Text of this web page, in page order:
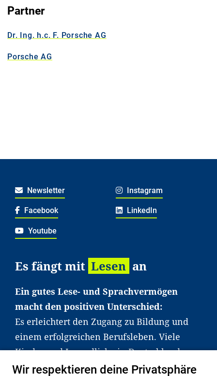
Partner
Dr. Ing. h.c. F. Porsche AG
Porsche AG
Newsletter Instagram
Facebook LinkedIn
Youtube
Es fängt mit Lesen an
Ein gutes Lese- und Sprachvermögen
macht den positiven Unterschied:
Es erleichtert den Zugang zu Bildung und
einem erfolgreichen Berufsleben. Viele
Kinder und Jugendliche in Deutschland
haben aber große Schwierigkeiten dabei.
Wir respektieren deine Privatsphäre